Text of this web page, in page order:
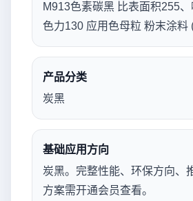
M913色素碳黑 比表面积255
色力130 应用色母粒 粉末涂料
产品分类
炭黑
基础应用方向
炭黑。完整性能、环保方向、
方案需开通会员查看。